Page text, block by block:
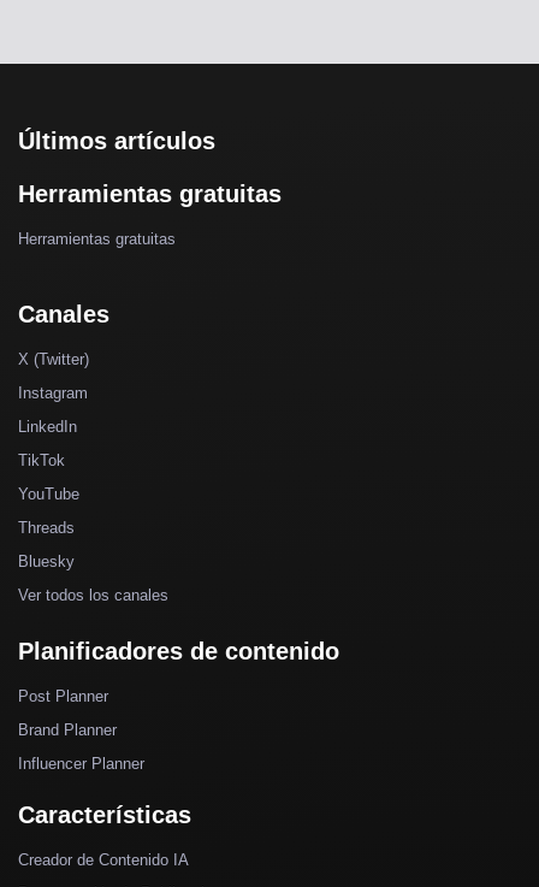
Últimos artículos
Herramientas gratuitas
Herramientas gratuitas
Canales
X (Twitter)
Instagram
LinkedIn
TikTok
YouTube
Threads
Bluesky
Ver todos los canales
Planificadores de contenido
Post Planner
Brand Planner
Influencer Planner
Características
Creador de Contenido IA